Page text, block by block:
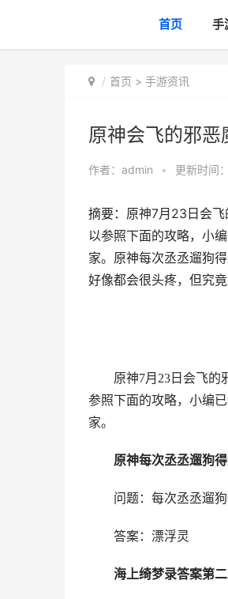
首页 手
首页 > 手游资讯
原神会飞的邪
作者： admin • 更新时间
摘要：原神7月23日会
以参照下面的攻略，小
家。原神每次丞丞遛狗
好像都会很头疼，但究
原神7月23日会飞的
参照下面的攻略，小编
家。
原神每次丞丞遛狗
问题： 每次丞丞遛
答案：漂浮灵
海上绮梦录答案第二